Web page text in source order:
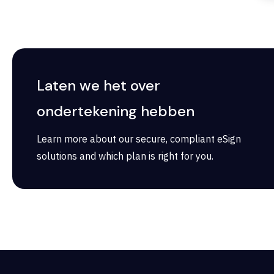
Laten we het over
ondertekening hebben
Learn more about our secure, compliant eSign
solutions and which plan is right for you.